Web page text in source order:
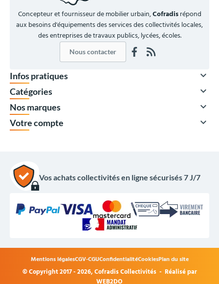
975,60 €TTC
Options du produit
Concepteur et fournisseur de mobilier urbain,Cofradisrépond
aux besoins d'équipements des services des collectivités locales,
des entreprises de travaux publics, lycées, écoles.
Nous contacter
Infos pratiques 
Catégories 
Nos marques 
Votre compte 
Vos achats collectivités en ligne sécurisés 7 J/7
© Copyright 2017 - 2026,Cofradis Collectivités - Réalisé par
WEB2DO
Mentions légalesCGV-CGUConfidentialitéCookiesPlan du site